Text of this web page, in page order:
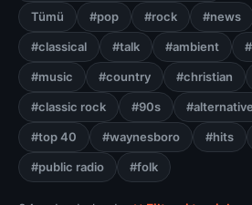
Tümü #pop #rock #news
#classical #talk #ambient
#music #country #christian
#classic rock #90s #alternative
#top 40 #waynesboro #hits
#public radio #folk